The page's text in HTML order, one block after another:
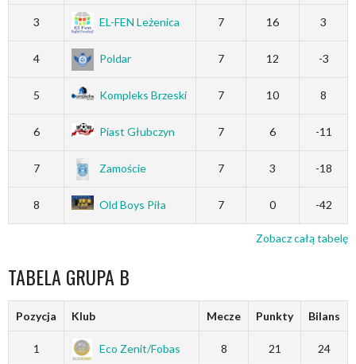
3 EL-FEN Leżenica 7 16 3
4 Poldar 7 12 -3
5 Kompleks Brzeski 7 10 8
6 Piast Głubczyn 7 6 -11
7 Zamoście 7 3 -18
8 Old Boys Piła 7 0 -42
Zobacz całą tabelę
TABELA GRUPA B
Pozycja Klub Mecze Punkty Bilans
1 Eco Zenit/Fobas 8 21 24